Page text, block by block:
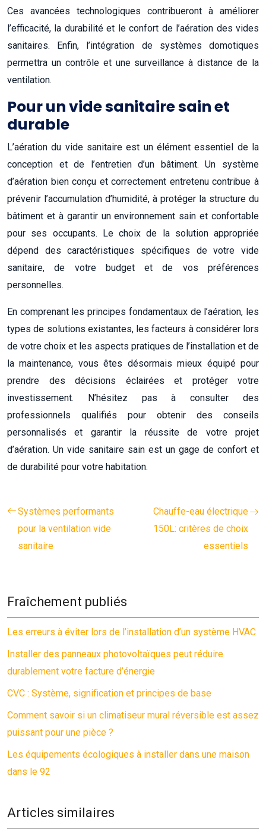
Ces avancées technologiques contribueront à améliorer
l’efficacité, la durabilité et le confort de l’aération des vides
sanitaires. Enfin, l’intégration de systèmes domotiques
permettra un contrôle et une surveillance à distance de la
ventilation.
Pour un vide sanitaire sain et
durable
L’aération du vide sanitaire est un élément essentiel de la
conception et de l’entretien d’un bâtiment. Un système
d’aération bien conçu et correctement entretenu contribue à
prévenir l’accumulation d’humidité, à protéger la structure du
bâtiment et à garantir un environnement sain et confortable
pour ses occupants. Le choix de la solution appropriée
dépend des caractéristiques spécifiques de votre vide
sanitaire, de votre budget et de vos préférences
personnelles.
En comprenant les principes fondamentaux de l’aération, les
types de solutions existantes, les facteurs à considérer lors
de votre choix et les aspects pratiques de l’installation et de
la maintenance, vous êtes désormais mieux équipé pour
prendre des décisions éclairées et protéger votre
investissement. N’hésitez pas à consulter des
professionnels qualifiés pour obtenir des conseils
personnalisés et garantir la réussite de votre projet
d’aération. Un vide sanitaire sain est un gage de confort et
de durabilité pour votre habitation.
Systèmes performants
pour la ventilation vide
sanitaire
Chauffe-eau électrique
150L: critères de choix
essentiels
Fraîchement publiés
Les erreurs à éviter lors de l’installation d’un système HVAC
Installer des panneaux photovoltaïques peut réduire
durablement votre facture d’énergie
CVC : Système, signification et principes de base
Comment savoir si un climatiseur mural réversible est assez
puissant pour une pièce ?
Les équipements écologiques à installer dans une maison
dans le 92
Articles similaires